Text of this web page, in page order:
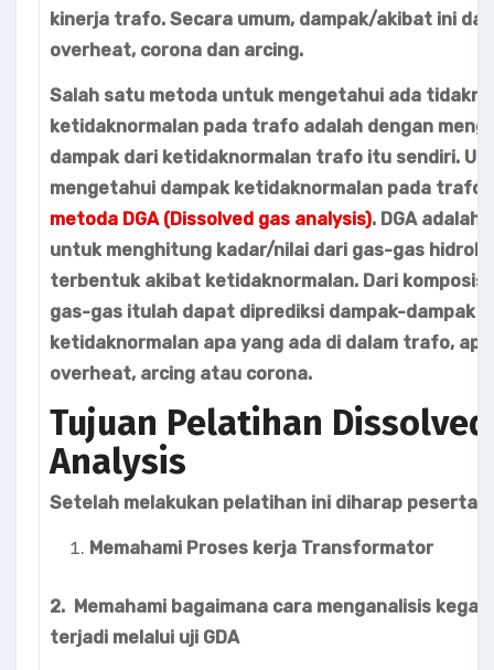
kinerja trafo. Secara umum, dampak/akibat ini
overheat, corona dan arcing.
Salah satu metoda untuk mengetahui ada
ketidaknormalan pada trafo adalah dengan
dampak dari ketidaknormalan trafo itu sendiri.
mengetahui dampak ketidaknormalan pada trafo
metoda DGA (Dissolved gas analysis). DGA adalah
untuk menghitung kadar/nilai dari gas-gas
terbentuk akibat ketidaknormalan. Dari
gas-gas itulah dapat diprediksi dampak-dampak
ketidaknormalan apa yang ada di dalam trafo,
overheat, arcing atau corona.
Tujuan Pelatihan Dissolved
Analysis
Setelah melakukan pelatihan ini diharap peserta
Memahami Proses kerja Transformator
2. Memahami bagaimana cara menganalisis
terjadi melalui uji GDA